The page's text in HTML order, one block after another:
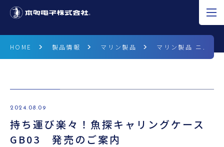
研究開発
HOME 製品情報 マリン製品 マリン製品 ニュース
2024.08.09
持ち運び楽々！魚探キャリングケース
GB03 発売のご案内